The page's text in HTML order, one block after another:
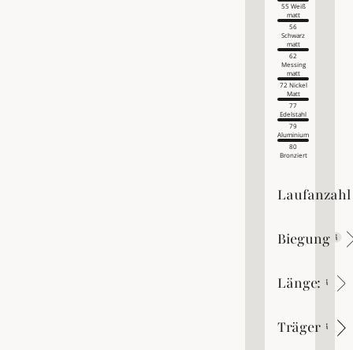
55 Weiß
matt
56
Schwarz
matt
62
Messing
matt
72 Nickel
Matt
77
Edelstahl
79
Aluminium
80
Bronziert
Laufanzahl
Laufanzahl
Biegung
Biegung
Länge:
Länge:
Träger
Träger